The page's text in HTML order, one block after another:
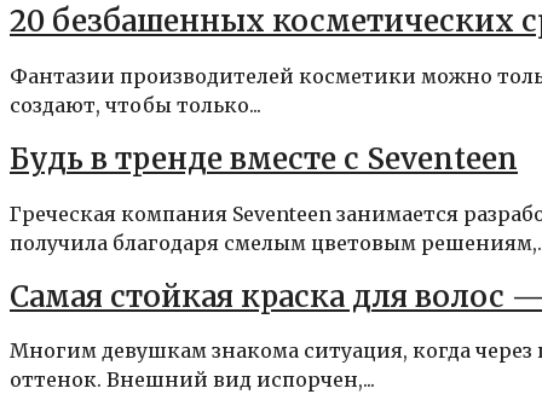
20 безбашенных косметических
Фантазии производителей косметики можно
создают, чтобы только...
Будь в тренде вместе с Seventeen
Греческая компания Seventeen занимается
получила благодаря смелым цветовым
Самая стойкая краска для волос
Многим девушкам знакома ситуация, когда
оттенок. Внешний вид испорчен,...